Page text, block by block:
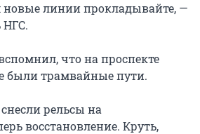
новые линии прокладывайте, —
НГС.
что на проспекте
были трамвайные пути.
рельсы на
восстановление. Круть,